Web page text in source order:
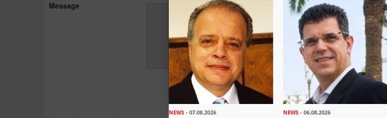
Message
NEWS - 07.08.2026 NEWS - 06.08.2026